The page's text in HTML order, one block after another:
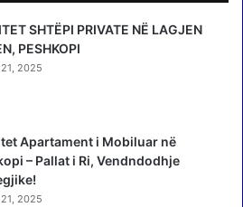
SHTËPI PRIVATE NË LAGJEN
PESHKOPI
2025
Apartament i Mobiluar në
– Pallat i Ri, Vendndodhje
2025